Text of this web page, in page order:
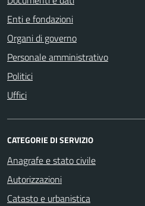
Enti e fondazioni
Organi di governo
Personale amministrativo
Politici
Uffici
CATEGORIE DI SERVIZIO
Anagrafe e stato civile
Autorizzazioni
Catasto e urbanistica